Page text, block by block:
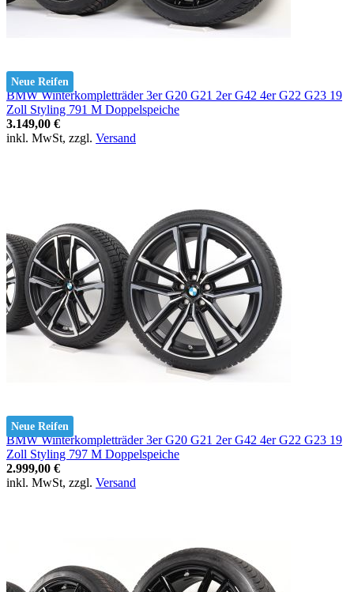
Neue Reifen
BMW Winterkompletträder 3er G20 G21 2er G42 4er G22 G23 19
Zoll Styling 791 M Doppelspeiche
3.149,00 €
inkl. MwSt, zzgl. Versand
Neue Reifen
BMW Winterkompletträder 3er G20 G21 2er G42 4er G22 G23 19
Zoll Styling 797 M Doppelspeiche
2.999,00 €
inkl. MwSt, zzgl. Versand